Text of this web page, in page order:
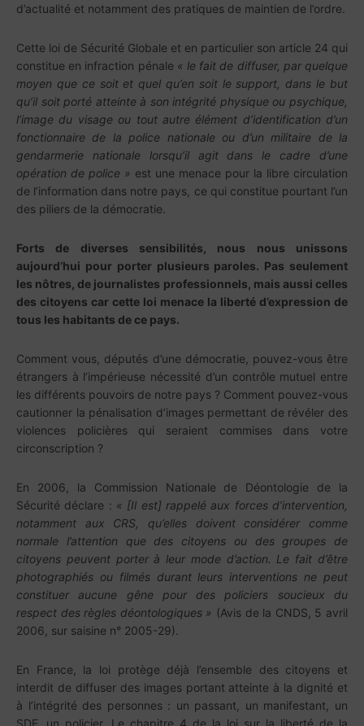
d’actualité et notamment des pratiques de maintien de l’ordre.
Cette loi de Sécurité Globale et en particulier son article 24 qui
constitue en infraction pénale « le fait de diffuser, par quelque
moyen que ce soit et quel qu’en soit le support, dans le but
qu’il soit porté atteinte à son intégrité physique ou psychique,
l’image du visage ou tout autre élément d’identification d’un
fonctionnaire de la police nationale ou d’un militaire de la
gendarmerie nationale lorsqu’il agit dans le cadre d’une
opération de police » est une menace pour la libre circulation
de l’information dans notre pays, ce qui constitue pourtant l’un
des piliers de la démocratie.
Forts de diverses sensibilités, nous nous unissons
aujourd’hui pour porter plusieurs paroles. Pas seulement
les nôtres, de journalistes professionnels, mais aussi celles
des citoyens car cette loi menace la liberté d’expression de
tous les habitants de ce pays.
Comment vous, députés d’une démocratie, pouvez-vous être
étrangers à l’impérieuse nécessité d’un contrôle mutuel entre
les différents pouvoirs de notre pays ? Comment pouvez-vous
cautionner la pénalisation d’images permettant de révéler des
violences policières qui seraient commises dans votre
circonscription ?
En 2006, la Commission Nationale de Déontologie de la
Sécurité déclare : « [Il est] rappelé aux forces d’intervention,
notamment aux CRS, qu’elles doivent considérer comme
normale l’attention que des citoyens ou des groupes de
citoyens peuvent porter à leur mode d’action. Le fait d’être
photographiés ou filmés durant leurs interventions ne peut
constituer aucune gêne pour des policiers soucieux du
respect des règles déontologiques » (Avis de la CNDS, 5 avril
2006, sur saisine n° 2005-29).
En France, la loi protège déjà l’ensemble des citoyens et
interdit de diffuser des images portant atteinte à la dignité et
à l’intégrité des personnes : un passant, un manifestant, un
SDF, un policier. Le chapitre 4 de la loi sur la liberté de la